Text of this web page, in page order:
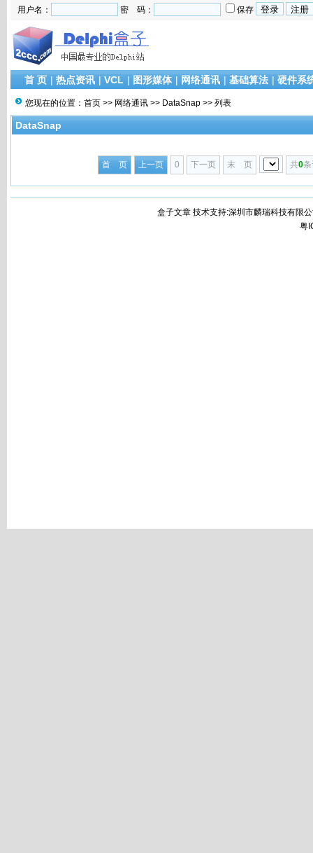
用户名： 密 码： 保存
首 页 | 热点资讯 | VCL | 图形媒体 | 网络通讯 | 基础算法 | 硬件系
您现在的位置： 首页 >> 网络通讯 >> DataSnap >> 列表
DataSnap
首 页 上一页 0 下一页 末 页 共0
盒子文章 技术支持:深圳市麟瑞科技有限
粤